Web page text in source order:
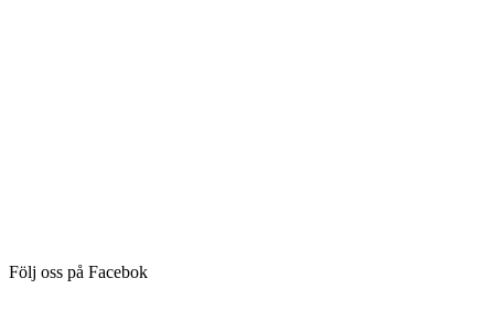
Följ oss på Facebok